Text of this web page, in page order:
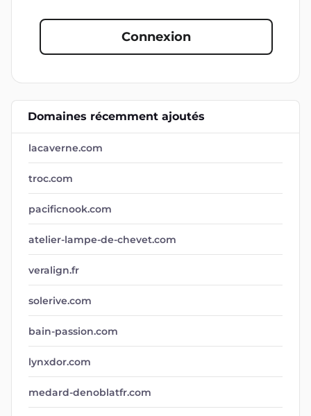
Connexion
Domaines récemment ajoutés
lacaverne.com
troc.com
pacificnook.com
atelier-lampe-de-chevet.com
veralign.fr
solerive.com
bain-passion.com
lynxdor.com
medard-denoblatfr.com